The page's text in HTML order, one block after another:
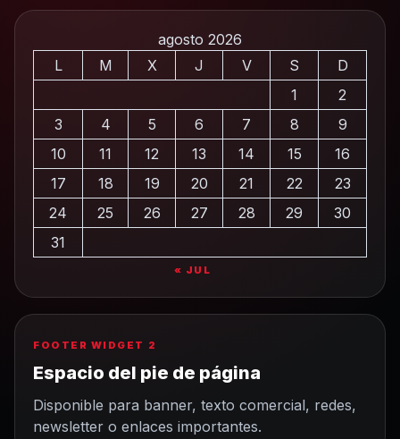
agosto 2026
L
M X J V S
D
1
2
3
4 5 6 7 8
9
10
11 12 13 14 15
16
17
18 19 20 21 22
23
24
25 26 27 28 29
30
31
« JUL
FOOTER WIDGET 2
Espacio del pie de página
Disponible para banner, texto comercial, redes,
newsletter o enlaces importantes.